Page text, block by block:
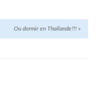
Ou dormir en Thaïlande?!! »